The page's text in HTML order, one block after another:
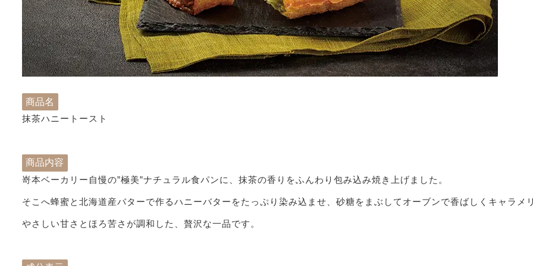
商品名
抹茶ハニートースト
商品内容
嵜本ベーカリー自慢の”極美”ナチュラル食パンに、抹茶の香りをふんわり包み込み焼き上げました。
そこへ蜂蜜と北海道産バターで作るハニーバターをたっぷり染み込ませ、砂糖をまぶしてオーブンで香ばしくキャラメ
やさしい甘さとほろ苦さが調和した、贅沢な一品です。